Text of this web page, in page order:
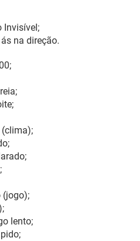
Invisível;
na direção.
(clima);
(jogo);
lento;